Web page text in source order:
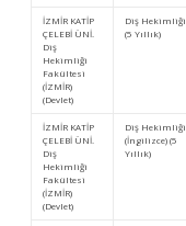
İZMİR KATİP
ÇELEBİ ÜNİ.
Diş
Hekimliği
Fakültesi
(İZMİR)
(Devlet)
Diş Hekimliği
(5 Yıllık)
İZMİR KATİP
ÇELEBİ ÜNİ.
Diş
Hekimliği
Fakültesi
(İZMİR)
(Devlet)
Diş Hekimliği
(İngilizce) (5
Yıllık)